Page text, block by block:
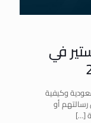
في
وكيفية
رسالتهم أو
[…]